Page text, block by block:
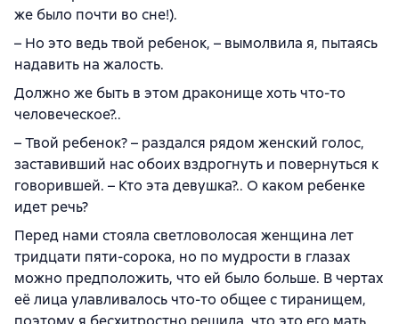
же было почти во сне!).
– Но это ведь твой ребенок, – вымолвила я, пытаясь
надавить на жалость.
Должно же быть в этом драконище хоть что-то
человеческое?..
– Твой ребенок? – раздался рядом женский голос,
заставивший нас обоих вздрогнуть и повернуться к
говорившей. – Кто эта девушка?.. О каком ребенке
идет речь?
Перед нами стояла светловолосая женщина лет
тридцати пяти-сорока, но по мудрости в глазах
можно предположить, что ей было больше. В чертах
её лица улавливалось что-то общее с тиранищем,